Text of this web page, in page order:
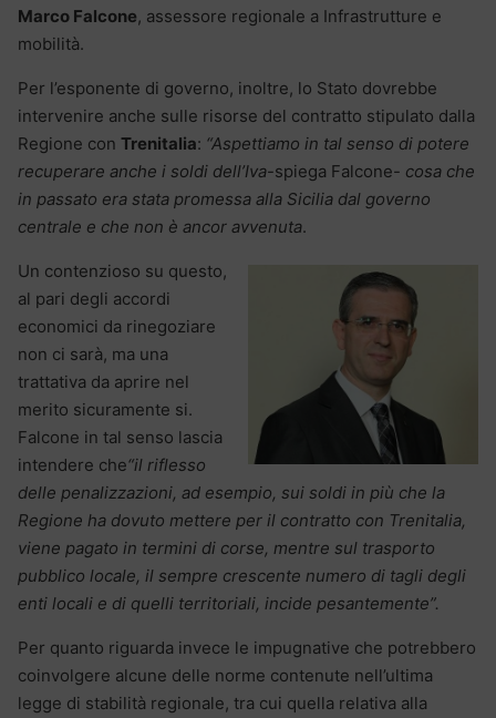
Marco Falcone, assessore regionale a Infrastrutture e
mobilità.
Per l’esponente di governo, inoltre, lo Stato dovrebbe
intervenire anche sulle risorse del contratto stipulato dalla
Regione con Trenitalia: “Aspettiamo in tal senso di potere
recuperare anche i soldi dell’Iva-spiega Falcone- cosa che
in passato era stata promessa alla Sicilia dal governo
centrale e che non è ancor avvenuta.
Un contenzioso su questo,
al pari degli accordi
economici da rinegoziare
non ci sarà, ma una
trattativa da aprire nel
merito sicuramente si.
Falcone in tal senso lascia
intendere che“il riflesso
delle penalizzazioni, ad esempio, sui soldi in più che la
Regione ha dovuto mettere per il contratto con Trenitalia,
viene pagato in termini di corse, mentre sul trasporto
pubblico locale, il sempre crescente numero di tagli degli
enti locali e di quelli territoriali, incide pesantemente”.
Per quanto riguarda invece le impugnative che potrebbero
coinvolgere alcune delle norme contenute nell’ultima
legge di stabilità regionale, tra cui quella relativa alla